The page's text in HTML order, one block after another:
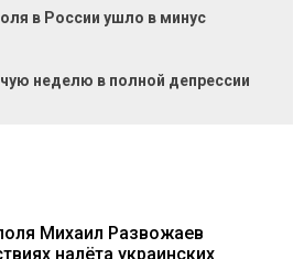
в России ушло в минус
неделю в полной депрессии
Михаил Развожаев
налёта украинских